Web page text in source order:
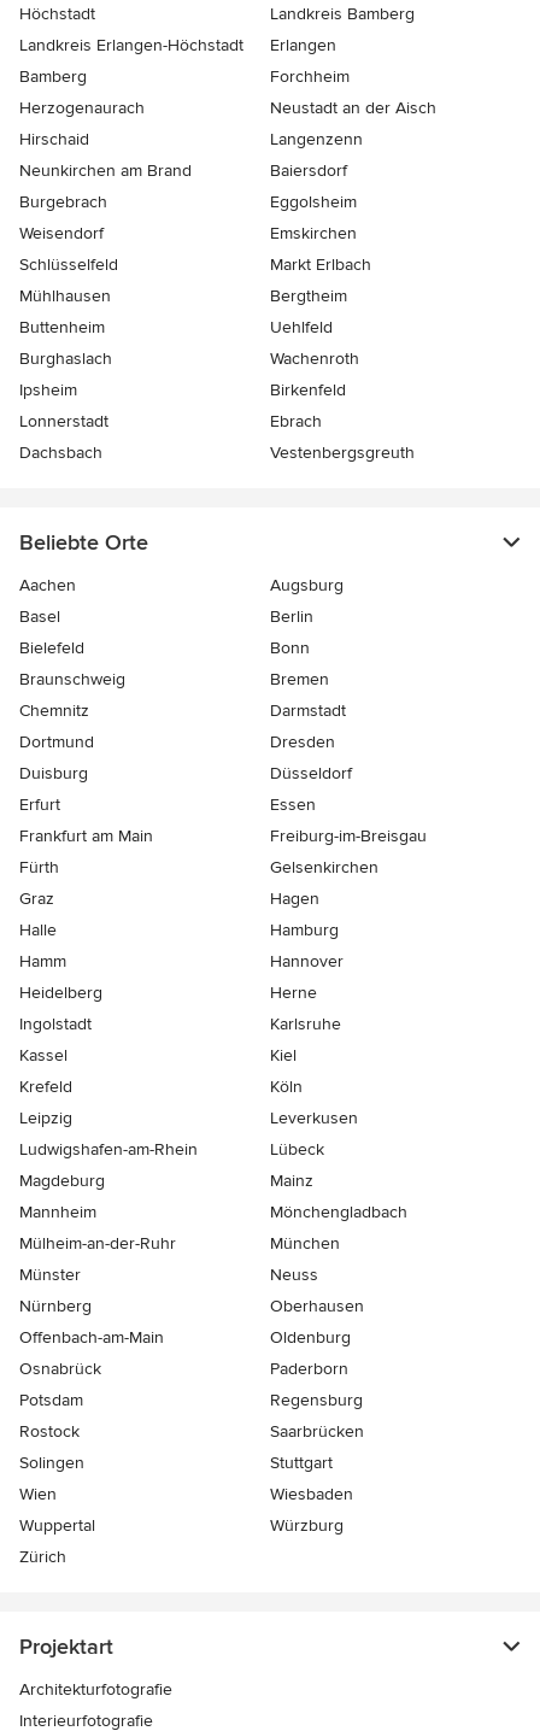
Höchstadt
Landkreis Bamberg
Landkreis Erlangen-Höchstadt
Erlangen
Bamberg
Forchheim
Herzogenaurach
Neustadt an der Aisch
Hirschaid
Langenzenn
Neunkirchen am Brand
Baiersdorf
Burgebrach
Eggolsheim
Weisendorf
Emskirchen
Schlüsselfeld
Markt Erlbach
Mühlhausen
Bergtheim
Buttenheim
Uehlfeld
Burghaslach
Wachenroth
Ipsheim
Birkenfeld
Lonnerstadt
Ebrach
Dachsbach
Vestenbergsgreuth
Beliebte Orte
Aachen
Augsburg
Basel
Berlin
Bielefeld
Bonn
Braunschweig
Bremen
Chemnitz
Darmstadt
Dortmund
Dresden
Duisburg
Düsseldorf
Erfurt
Essen
Frankfurt am Main
Freiburg-im-Breisgau
Fürth
Gelsenkirchen
Graz
Hagen
Halle
Hamburg
Hamm
Hannover
Heidelberg
Herne
Ingolstadt
Karlsruhe
Kassel
Kiel
Krefeld
Köln
Leipzig
Leverkusen
Ludwigshafen-am-Rhein
Lübeck
Magdeburg
Mainz
Mannheim
Mönchen­gladbach
Mülheim-an-der-Ruhr
München
Münster
Neuss
Nürnberg
Oberhausen
Offenbach-am-Main
Oldenburg
Osnabrück
Paderborn
Potsdam
Regensburg
Rostock
Saarbrücken
Solingen
Stuttgart
Wien
Wiesbaden
Wuppertal
Würzburg
Zürich
Projektart
Architekturfotografie
Interieurfotografie